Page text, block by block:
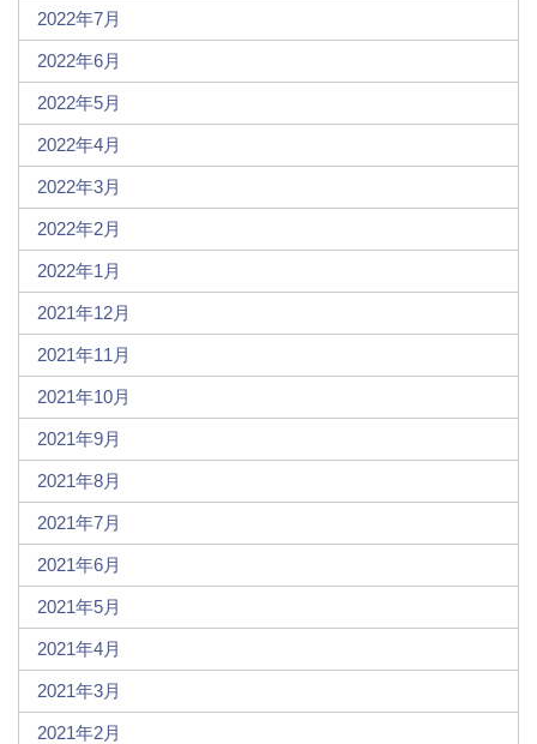
2022年7月
2022年6月
2022年5月
2022年4月
2022年3月
2022年2月
2022年1月
2021年12月
2021年11月
2021年10月
2021年9月
2021年8月
2021年7月
2021年6月
2021年5月
2021年4月
2021年3月
2021年2月